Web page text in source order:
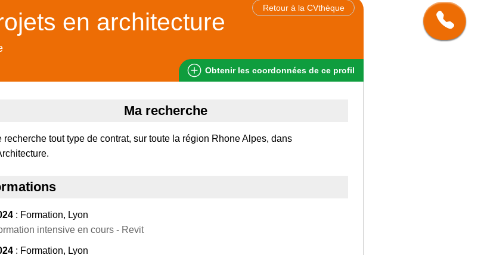
Retour à la CVthèque
en architecture
Obtenir les coordonnées de ce profil
Ma recherche
recherche tout type de contrat, sur toute la région Rhone Alpes, dans
: Formation, Lyon
intensive en cours - Revit
: Formation, Lyon